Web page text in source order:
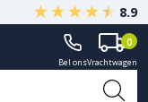
Gegarandeerd A-kwaliteit
8.9
Bel onsVrachtwagen
0
cm